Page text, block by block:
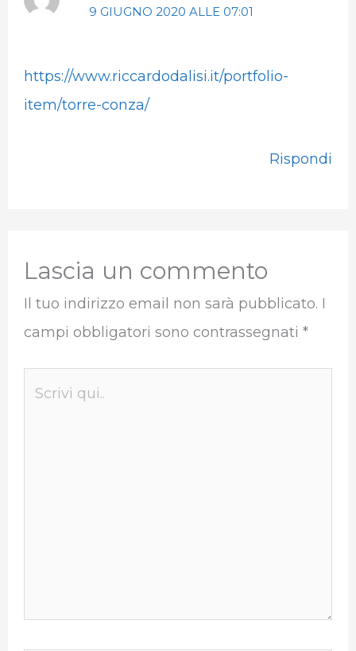
9 GIUGNO 2020 ALLE 07:01
https://www.riccardodalisi.it/portfolio-
item/torre-conza/
Rispondi
Lascia un commento
Il tuo indirizzo email non sarà pubblicato. I
campi obbligatori sono contrassegnati *